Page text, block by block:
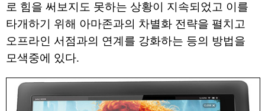
로 힘을 써보지도 못하는 상황이 지속되었고 이를
타개하기 위해 아마존과의 차별화 전략을 펼치고
오프라인 서점과의 연계를 강화하는 등의 방법을
모색중에 있다.